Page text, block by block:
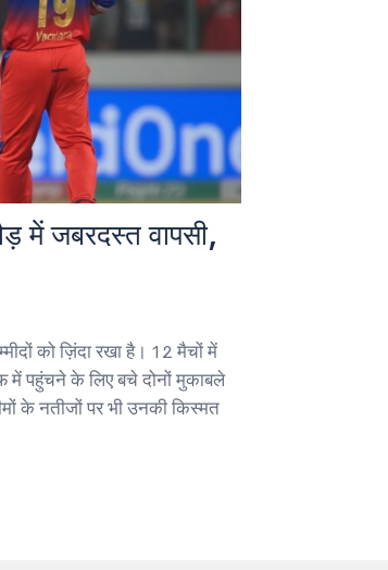
में जबरदस्त वापसी,
को ज़िंदा रखा है। 12 मैचों में
पहुंचने के लिए बचे दोनों मुकाबले
के नतीजों पर भी उनकी किस्मत